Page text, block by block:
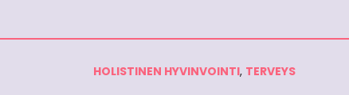
HOLISTINEN HYVINVOINTI, TERVEYS